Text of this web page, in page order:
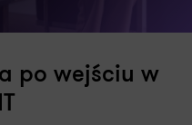
po wejściu w